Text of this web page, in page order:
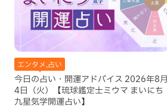
エンタメ,占い
今日の占い・開運アドバイス 2026年8月
4日（火）【琉球鑑定士ミウマ まいにち
九星気学開運占い】